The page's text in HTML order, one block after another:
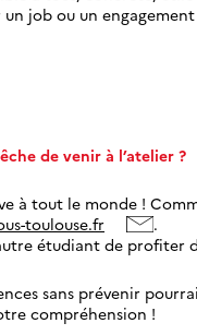
job ou un
de venir à l’atelier ?
à tout le monde !
toulouse.fr
.
étudiant de profiter
sans prévenir
compréhension !